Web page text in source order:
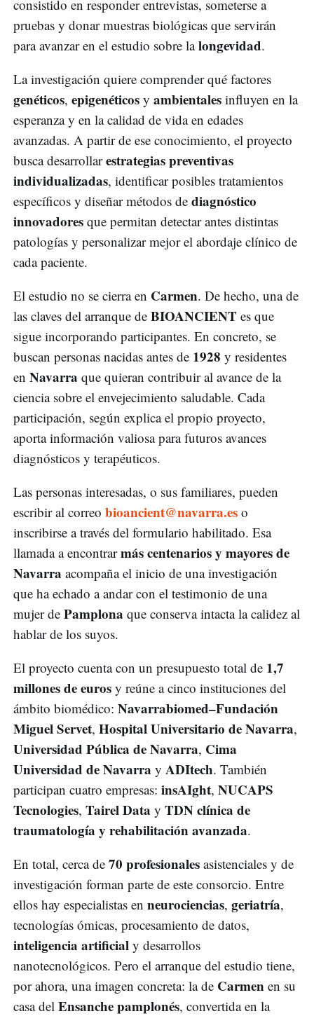
consistido en responder entrevistas, someterse a
pruebas y donar muestras biológicas que servirán
para avanzar en el estudio sobre lalongevidad.
La investigación quiere comprender qué factores
genéticos, epigenéticos y ambientales influyen en la
esperanza y en la calidad de vida en edades
avanzadas. A partir de ese conocimiento, el proyecto
busca desarrollarestrategias preventivas
individualizadas, identificar posibles tratamientos
específicos y diseñar métodos de diagnóstico
innovadores que permitan detectar antes distintas
patologías y personalizar mejor el abordaje clínico de
cada paciente.
El estudio no se cierra en Carmen. De hecho, una de
las claves del arranque de BIOANCIENT es que
sigue incorporando participantes. En concreto, se
buscan personas nacidas antes de 1928 y residentes
en Navarra que quieran contribuir al avance de la
ciencia sobre el envejecimiento saludable. Cada
participación, según explica el propio proyecto,
aporta información valiosa para futuros avances
diagnósticos y terapéuticos.
Las personas interesadas, o sus familiares, pueden
escribir al correo bioancient@navarra.es o
inscribirse a través del formulario habilitado. Esa
llamada a encontrarmás centenarios y mayores de
Navarra acompaña el inicio de una investigación
que ha echado a andar con el testimonio de una
mujer de Pamplona que conserva intacta la calidez al
hablar de los suyos.
El proyecto cuenta con un presupuesto total de 1,7
millones de euros y reúne a cinco instituciones del
ámbito biomédico: Navarrabiomed–Fundación
Miguel Servet, Hospital Universitario de Navarra,
Universidad Pública de Navarra, Cima
Universidad de Navarra y ADItech. También
participan cuatro empresas: insAIght, NUCAPS
Tecnologies, Tairel Data y TDN clínica de
traumatología y rehabilitación avanzada.
En total, cerca de 70 profesionales asistenciales y de
investigación forman parte de este consorcio. Entre
ellos hay especialistas en neurociencias, geriatría,
tecnologías ómicas, procesamiento de datos,
inteligencia artificial y desarrollos
nanotecnológicos. Pero el arranque del estudio tiene,
por ahora, una imagen concreta: la de Carmen en su
casa del Ensanche pamplonés, convertida en la